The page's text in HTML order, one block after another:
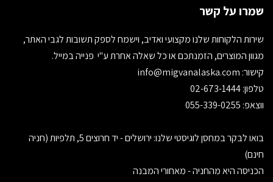
שמרו על קשר
שירות הלקוחות שלנו מקצועי ואדיב, וישמח לספק תשובות לגבי האתר,
מגוון המוצרים, הזמנתכם או כל שאלה אחרת ע"י פנייה במייל.
קישור:
טלפון: 02-673-1444
ווצאפ: 055-339-0255
בואו לבקר במחסן לוגיסטי שלנו: ירושלים - יד חרוצים 5, תלפיות (חניה
חינם)
הכניסה היא מהחניה - מאחורי המבנה